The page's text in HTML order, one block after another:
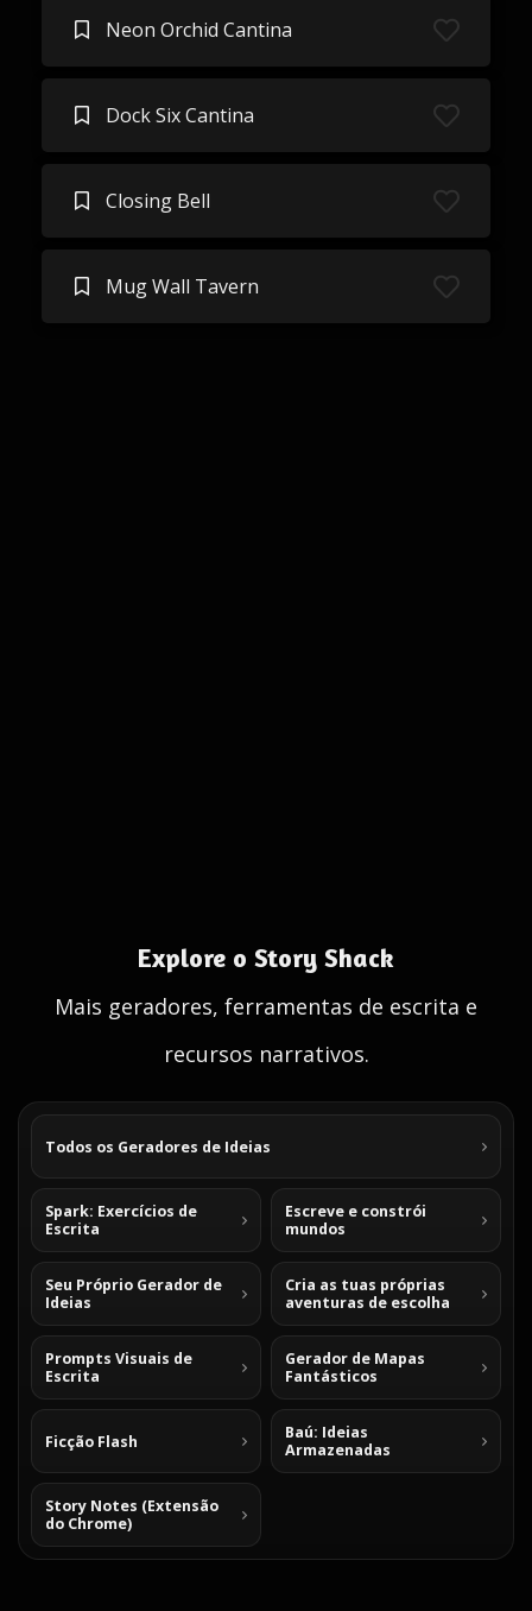
Neon Orchid Cantina
Dock Six Cantina
Closing Bell
Mug Wall Tavern
Explore o Story Shack
Mais geradores, ferramentas de escrita e
recursos narrativos.
Todos os Geradores de Ideias
Spark: Exercícios de
Escrita
Escreve e constrói
mundos
Seu Próprio Gerador de
Ideias
Cria as tuas próprias
aventuras de escolha
Prompts Visuais de
Escrita
Gerador de Mapas
Fantásticos
Ficção Flash
Baú: Ideias
Armazenadas
Story Notes (Extensão
do Chrome)